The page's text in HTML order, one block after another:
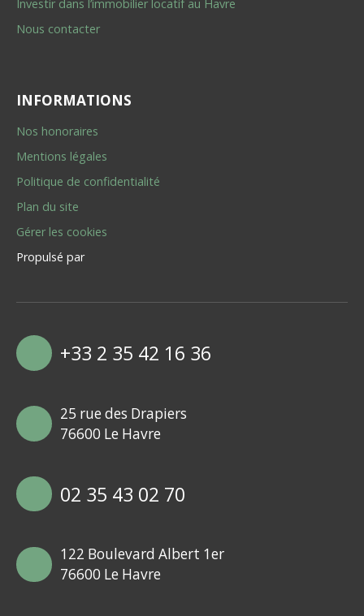
Investir dans l’immobilier locatif au Havre
Nous contacter
INFORMATIONS
Nos honoraires
Mentions légales
Politique de confidentialité
Plan du site
Gérer les cookies
Propulsé par
+33 2 35 42 16 36
25 rue des Drapiers
76600 Le Havre
02 35 43 02 70
122 Boulevard Albert 1er
76600 Le Havre